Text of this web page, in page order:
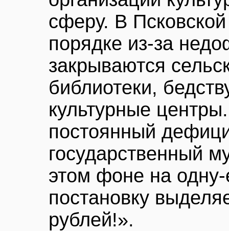
сферу. В
порядке из-за
закрываются
библиотеки,
культурные
постоянный
государственный
этом фоне на
постановку
рублей!».